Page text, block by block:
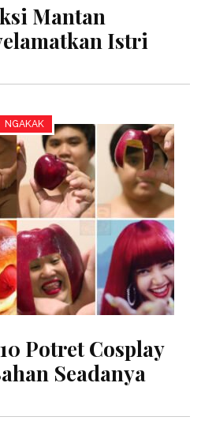
Mantan
Istri
NGAKAK
Potret Cosplay
Seadanya